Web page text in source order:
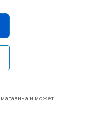
магазина и может